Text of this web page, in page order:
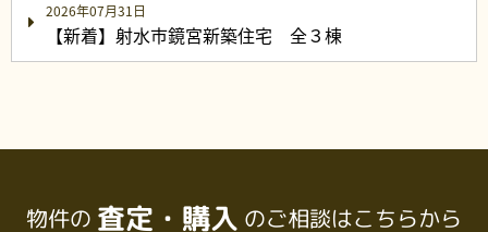
2026年07月31日
【新着】射水市鏡宮新築住宅 全３棟
物件の 査定・購入 のご相談はこちらから